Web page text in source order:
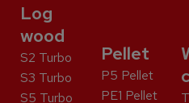
Log
wood
S2 Turbo
S3 Turbo
S5 Turbo
Pellet
P5 Pellet
PE1 Pellet